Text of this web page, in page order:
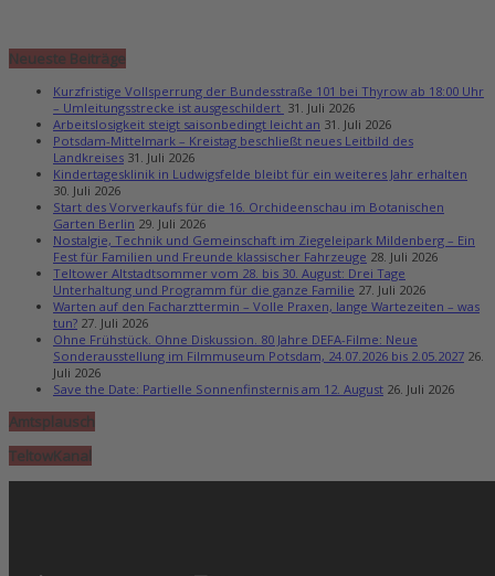
Neueste Beiträge
Kurzfristige Vollsperrung der Bundesstraße 101 bei Thyrow ab 18:00 Uhr
– Umleitungsstrecke ist ausgeschildert 31. Juli 2026
Arbeitslosigkeit steigt saisonbedingt leicht an 31. Juli 2026
Potsdam-Mittelmark – Kreistag beschließt neues Leitbild des
Landkreises 31. Juli 2026
Kindertagesklinik in Ludwigsfelde bleibt für ein weiteres Jahr erhalten
30. Juli 2026
Start des Vorverkaufs für die 16. Orchideenschau im Botanischen
Garten Berlin 29. Juli 2026
Nostalgie, Technik und Gemeinschaft im Ziegeleipark Mildenberg – Ein
Fest für Familien und Freunde klassischer Fahrzeuge 28. Juli 2026
Teltower Altstadtsommer vom 28. bis 30. August: Drei Tage
Unterhaltung und Programm für die ganze Familie 27. Juli 2026
Warten auf den Facharzttermin – Volle Praxen, lange Wartezeiten – was
tun? 27. Juli 2026
Ohne Frühstück. Ohne Diskussion. 80 Jahre DEFA-Filme: Neue
Sonderausstellung im Filmmuseum Potsdam, 24.07.2026 bis 2.05.2027 26.
Juli 2026
Save the Date: Partielle Sonnenfinsternis am 12. August 26. Juli 2026
Amtsplausch
TeltowKanal